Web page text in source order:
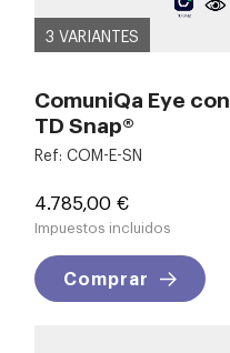
3 VARIANTES
ComuniQa Eye con
TD Snap®
Ref: COM-E-SN
Precio
4.785,00 €
Impuestos incluidos
Comprar